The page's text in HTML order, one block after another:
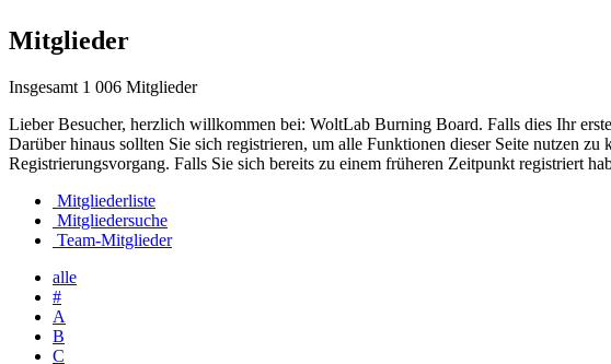
Mitglieder
Insgesamt 1 006 Mitglieder
Lieber Besucher, herzlich willkommen bei: WoltLab Burning Board. Falls dies Ihr
Darüber hinaus sollten Sie sich registrieren, um alle Funktionen dieser Seite nutzen zu
Registrierungsvorgang. Falls Sie sich bereits zu einem früheren Zeitpunkt registriert
Mitgliederliste
Mitgliedersuche
Team-Mitglieder
alle
#
A
B
C